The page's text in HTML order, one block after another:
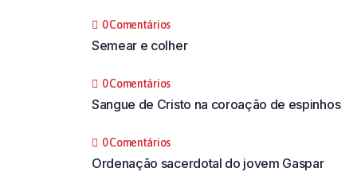
0 Comentários
Semear e colher
0 Comentários
Sangue de Cristo na coroação de espinhos
0 Comentários
Ordenação sacerdotal do jovem Gaspar